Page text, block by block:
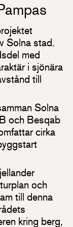
Solna stad.
med
i sjönära
till
Solna
och Besqab
cirka
och
till denna
kring berg,